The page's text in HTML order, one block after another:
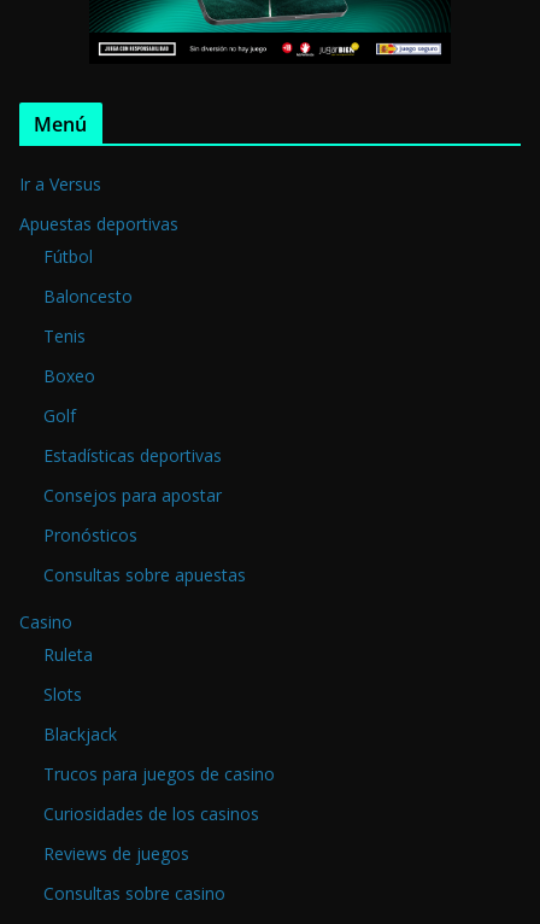
Menú
Ir a Versus
Apuestas deportivas
Fútbol
Baloncesto
Tenis
Boxeo
Golf
Estadísticas deportivas
Consejos para apostar
Pronósticos
Consultas sobre apuestas
Casino
Ruleta
Slots
Blackjack
Trucos para juegos de casino
Curiosidades de los casinos
Reviews de juegos
Consultas sobre casino